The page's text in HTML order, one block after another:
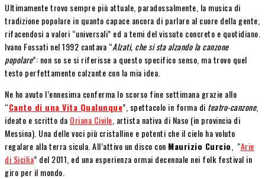
Ultimamente trovo sempre più attuale, paradossalmente, la musica di
tradizione popolare in quanto capace ancora di parlare al cuore della gente,
rifacendosi a valori “universali” ed a temi del vissuto concreto e quotidiano.
Ivano Fossati nel 1992 cantava “Alzati, che si sta alzando la canzone
popolare”: non so se si riferisse a questo specifico senso, ma trovo quel
testo perfettamente calzante con la mia idea.
Ne ho avuto l’ennesima conferma lo scorso fine settimana grazie allo
“Canto di una Vita Qualunque”, spettacolo in forma di teatro-canzone,
ideato e scritto da Oriana Civile , artista nativa di Naso (in provincia di
Messina). Una delle voci più cristalline e potenti che il cielo ha voluto
regalare alla terra sicula. All’attivo un disco con Maurizio Curcio , “Arie
di Sicilia” del 2011, ed una esperienza ormai decennale nei folk festival in
giro per il mondo.